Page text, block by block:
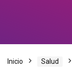
Inicio Salud